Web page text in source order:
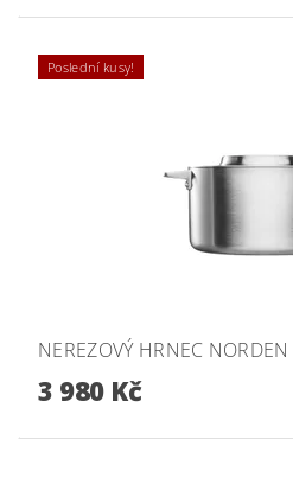
Poslední kusy!
NEREZOVÝ HRNEC
3 980 Kč